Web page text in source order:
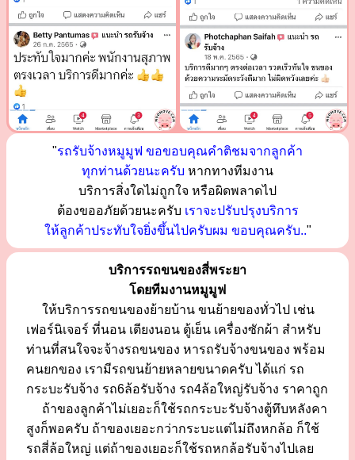
"รถรับจ้างหมูมูฟ ขอขอบคุณคำติชมจากลูกค้า
ทุกท่านด้วยนะครับ หากทางทีมงาน
บริการสิ่งใดไม่ถูกใจ หรือผิดพลาดไป
ต้องขออภัยด้วยนะครับ เราจะปรับปรุงบริการ
ให้ลูกค้าประทับใจยิ่งขึ้นไปครับผม ขอบคุณครับ.."
บริการรถขนของสี่พระยา
โดยทีมงานหมูมูฟ
ให้บริการรถขนของย้ายบ้าน ขนย้ายของทั่วไป เช่น
เฟอร์นิเจอร์ ที่นอน เตียงนอน ตู้เย็น เครื่องซักผ้า สำหรับ
ท่านที่สนใจจะจ้างรถขนของ หารถรับจ้างขนของ พร้อม
คนยกของ เรามีรถขนย้ายหลายขนาดครับ ได้แก่ รถ
กระบะรับจ้าง รถ6ล้อรับจ้าง รถ4ล้อใหญ่รับจ้าง ราคาถูก
ถ้าของลูกค้าไม่เยอะก็ใช้รถกระบะรับจ้างตู้ทึบหลังคา
สูงก็พอครับ ถ้าของเยอะกว่ากระบะแต่ไม่ถึงหกล้อ ก็ใช้
รถสี่ล้อใหญ่ แต่ถ้าของเยอะก็ใช้รถหกล้อรับจ้างไปเลย